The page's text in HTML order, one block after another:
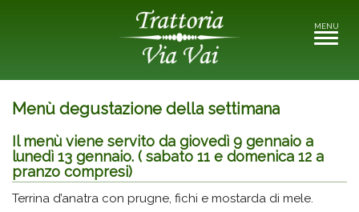
MENU
Toggle
Menù degustazione della settimana
Il menù viene servito da giovedì 9 gennaio a
lunedì 13 gennaio. ( sabato 11 e domenica 12 a
pranzo compresi)
Terrina d’anatra con prugne, fichi e mostarda di mele.